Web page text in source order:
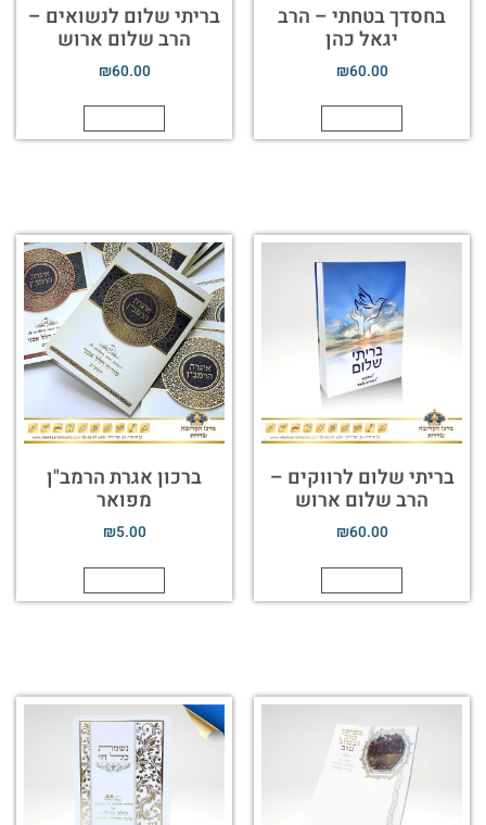
בחסדך בטחתי – הרב
יגאל כהן
₪60.00
בריתי שלום לנשואים –
הרב שלום ארוש
₪60.00
בריתי שלום לרווקים –
הרב שלום ארוש
₪60.00
ברכון אגרת הרמב"ן
מפואר
₪5.00